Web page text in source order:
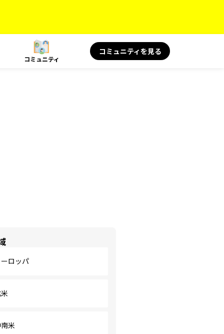
コミュニティ
コミュニティを見る
ロッパ
米